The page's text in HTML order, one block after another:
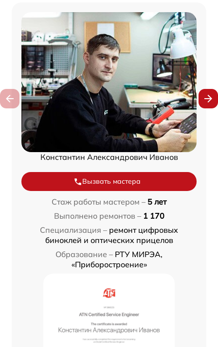
Константин Александрович Иванов
Вызвать мастера
Стаж работы мастером – 5 лет
Выполнено ремонтов – 1 170
Специализация – ремонт цифровых
биноклей и оптических прицелов
Образование – РТУ МИРЭА,
«Приборостроение»